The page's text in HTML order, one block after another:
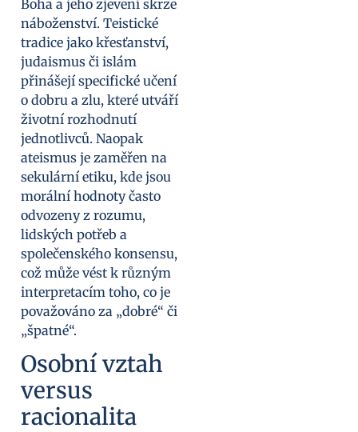
Boha a jeho zjevení skrze
náboženství. Teistické
tradice jako křesťanství,
judaismus či islám
přinášejí specifické učení
o dobru a zlu, které utváří
životní rozhodnutí
jednotlivců. Naopak
ateismus je zaměřen na
sekulární etiku, kde jsou
morální hodnoty často
odvozeny z rozumu,
lidských potřeb a
společenského konsensu,
což může vést k různým
interpretacím toho, co je
považováno za „dobré“ či
„špatné“.
Osobní vztah
versus
racionalita